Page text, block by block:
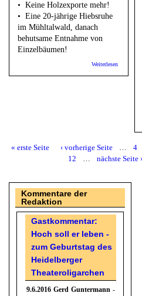
• Keine Holzexporte mehr!
• Eine 20-jährige Hiebsruhe
im Mühltalwald, danach
behutsame Entnahme von
Einzelbäumen!
Weiterlesen über
Seiten
« erste Seite ‹ vorherige Seite … 4
12
… nächste Seite ›
Kommentare der
Redaktion
Gastkommentar:
Hoch soll er leben -
zum Geburtstag des
Heidelberger
Theateroligarchen
9.6.2016 Gerd Guntermann -